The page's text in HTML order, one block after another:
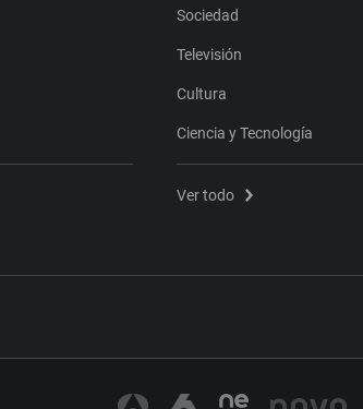
Sociedad
Televisión
Cultura
Ciencia y Tecnología
Ver todo